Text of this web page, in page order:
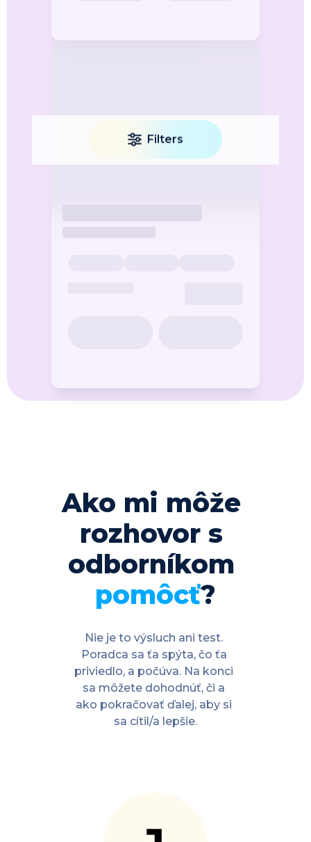
Filters
Ako mi môže
rozhovor s
pomôcť?​
Nie je to výsluch ani test.
Poradca sa ťa spýta, čo ťa
priviedlo, a počúva. Na konci
sa môžete dohodnúť, či a
ako pokračovať ďalej, aby si
sa cítil/a lepšie.